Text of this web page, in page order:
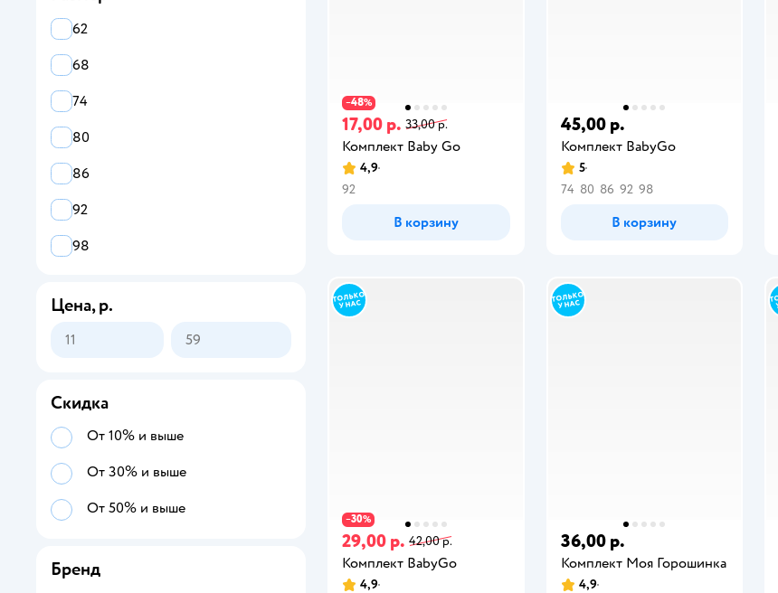
−48%
17,00 р. 33,00 р.
Комплект Baby Gо
4,9
92
В корзину
45,00 р.
Комплект BabyGо
5
74 80 86 92 98
В корзину
−30%
29,00 р. 42,00 р.
Комплект BabyGо
4,9
36,00 р.
Комплект Моя Горошинка
4,9
Песочники
62
68
74
80
86
92
98
Цена, р.
Скидка
От 10% и выше
От 30% и выше
От 50% и выше
Бренд